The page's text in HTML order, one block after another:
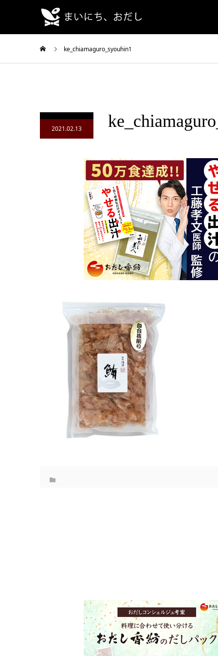
ke_chiamaguro_syouhin1
2021.02.13